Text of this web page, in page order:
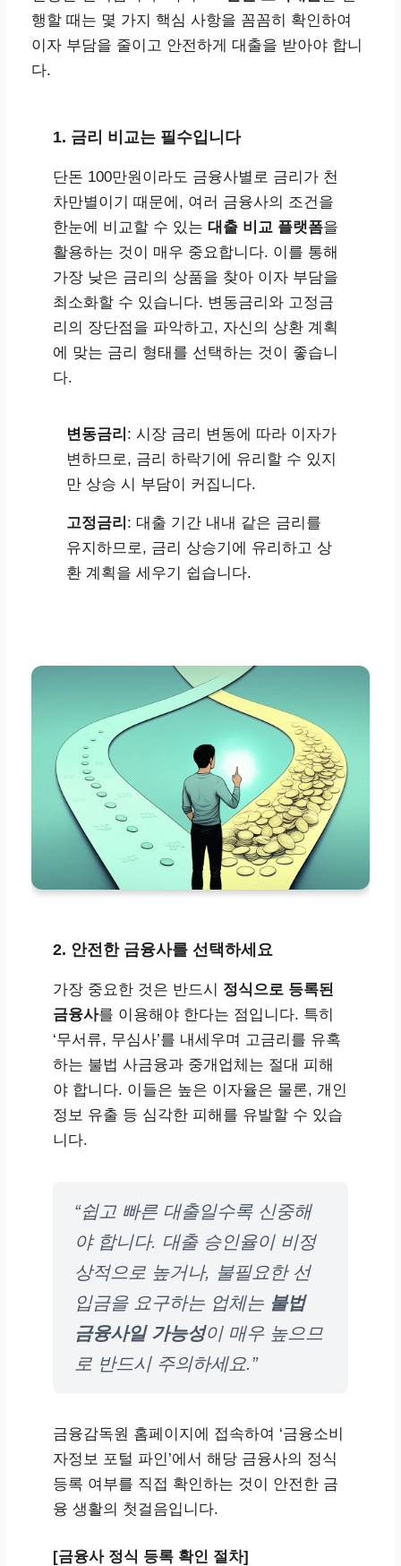
행할 때는 몇 가지 핵심 사항을 꼼꼼히 확인하여
이자 부담을 줄이고 안전하게 대출을 받아야 합니
다.
1. 금리 비교는 필수입니다
단돈 100만원이라도 금융사별로 금리가 천
차만별이기 때문에, 여러 금융사의 조건을
한눈에 비교할 수 있는 대출 비교 플랫폼을
활용하는 것이 매우 중요합니다. 이를 통해
가장 낮은 금리의 상품을 찾아 이자 부담을
최소화할 수 있습니다. 변동금리와 고정금
리의 장단점을 파악하고, 자신의 상환 계획
에 맞는 금리 형태를 선택하는 것이 좋습니
다.
변동금리 : 시장 금리 변동에 따라 이자가
변하므로, 금리 하락기에 유리할 수 있지
만 상승 시 부담이 커집니다.
고정금리 : 대출 기간 내내 같은 금리를
유지하므로, 금리 상승기에 유리하고 상
환 계획을 세우기 쉽습니다.
2. 안전한 금융사를 선택하세요
가장 중요한 것은 반드시 정식으로 등록된
금융사를 이용해야 한다는 점입니다. 특히
‘무서류, 무심사’를 내세우며 고금리를 유혹
하는 불법 사금융과 중개업체는 절대 피해
야 합니다. 이들은 높은 이자율은 물론, 개인
정보 유출 등 심각한 피해를 유발할 수 있습
니다.
“쉽고 빠른 대출일수록 신중해
야 합니다. 대출 승인율이 비정
상적으로 높거나, 불필요한 선
입금을 요구하는 업체는 불법
금융사일 가능성이 매우 높으므
로 반드시 주의하세요.”
금융감독원 홈페이지에 접속하여 ‘금융소비
자정보 포털 파인’에서 해당 금융사의 정식
등록 여부를 직접 확인하는 것이 안전한 금
융 생활의 첫걸음입니다.
[금융사 정식 등록 확인 절차]